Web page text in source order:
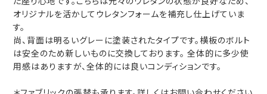
オリジナルを活かしてウレタンフォームを補充し仕上げていま
す。
尚、背面は明るいグレーに塗装されたタイプです。横板のボルト
は安全のため新しいものに交換しております。 全体的に多少使
用感はありますが、全体的には良いコンディションです。